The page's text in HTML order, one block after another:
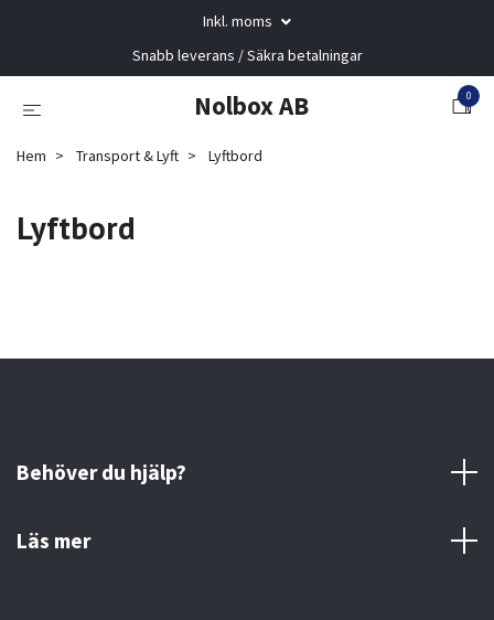
Inkl. moms
Snabb leverans / Säkra betalningar
Nolbox AB 0
Hem Transport & Lyft Lyftbord
Lyftbord
Behöver du hjälp?
Läs mer